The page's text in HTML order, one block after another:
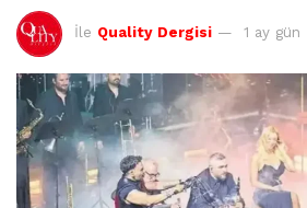
İle Quality Dergisi 1 ay gün